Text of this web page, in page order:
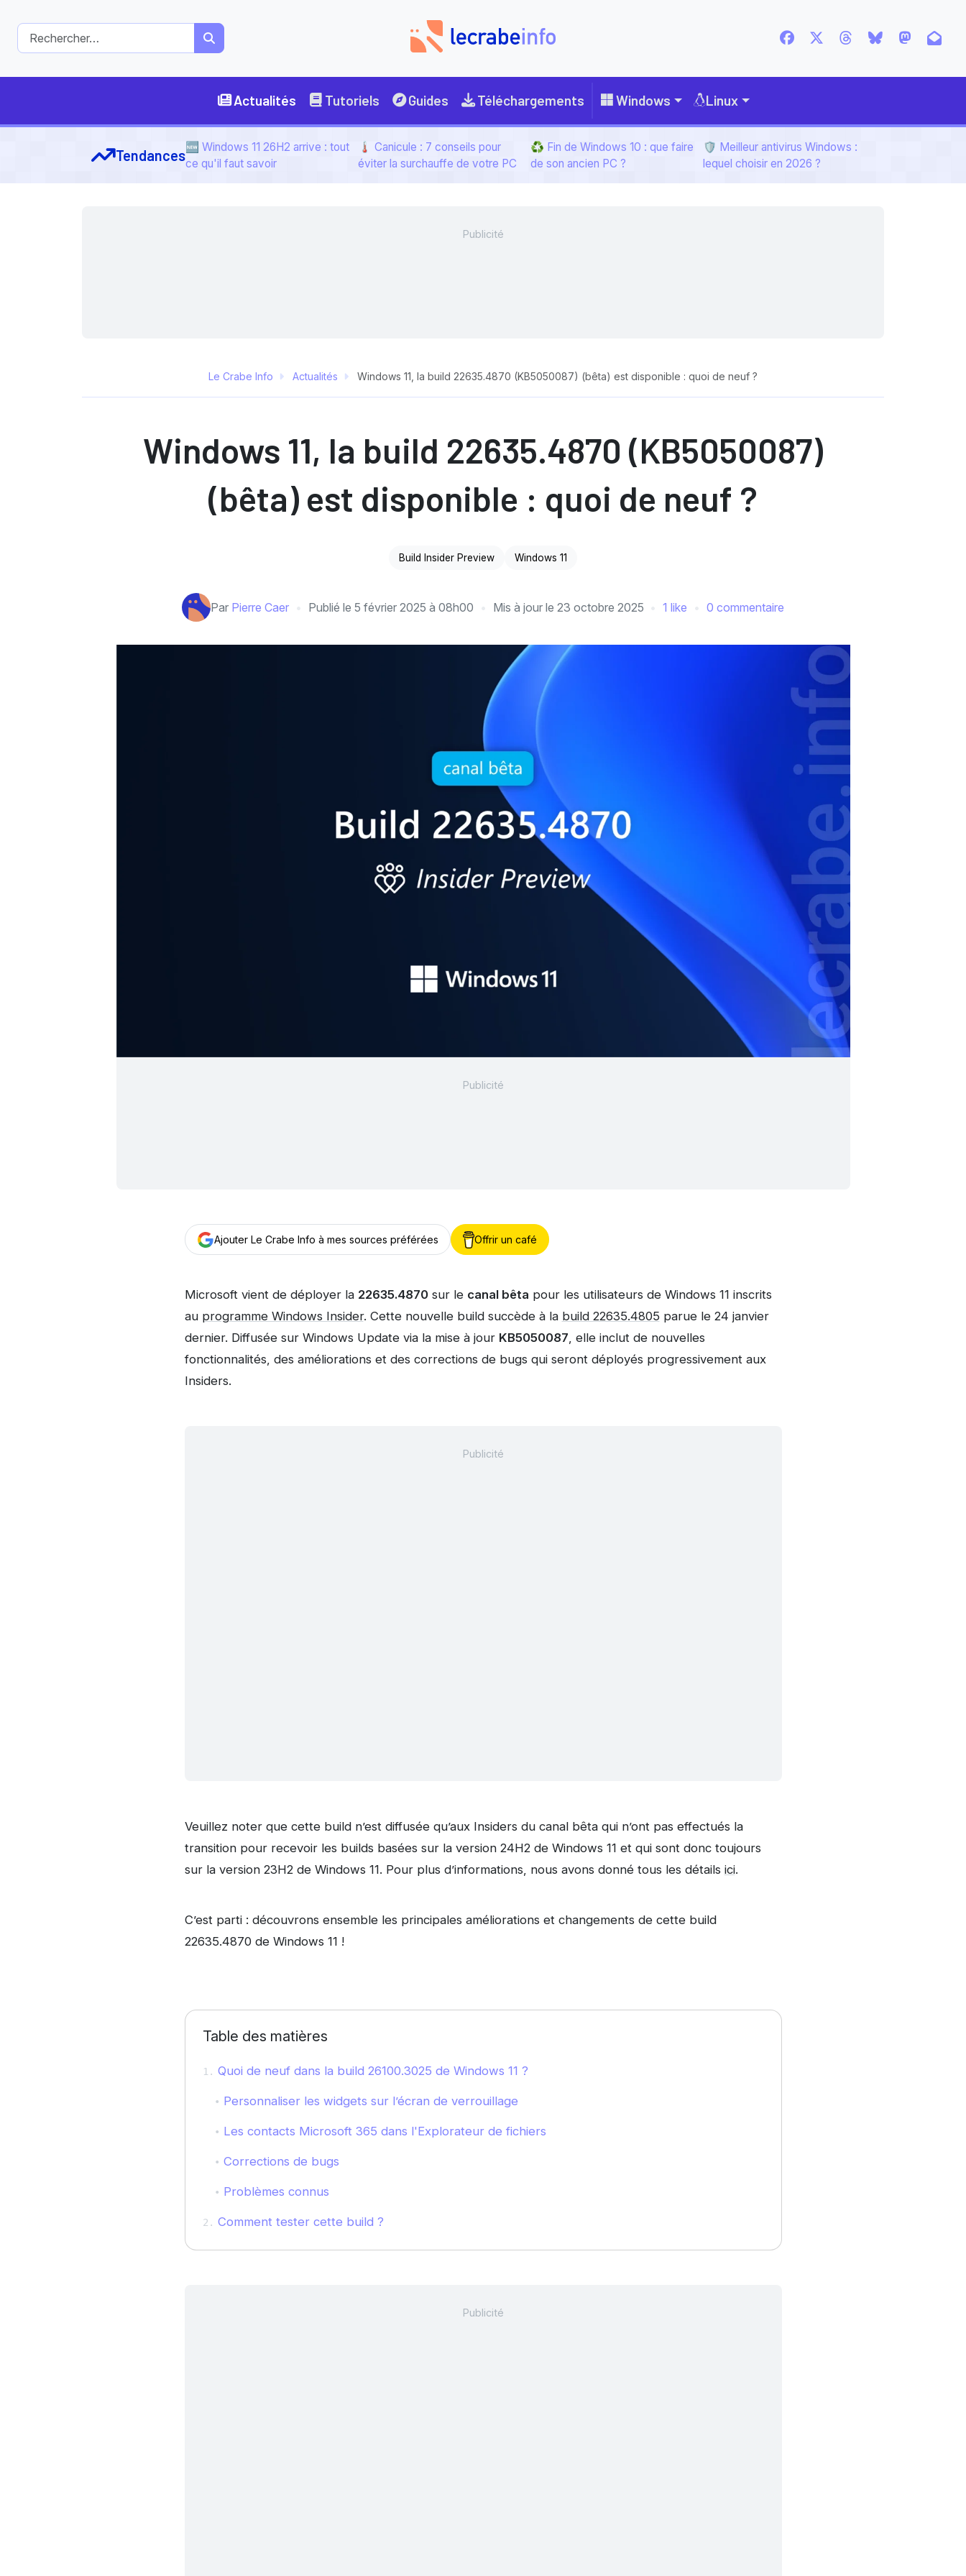
Actualités Tutoriels Guides Téléchargements Windows Linux
Tendances🆕 Windows 11 26H2 arrive : tout
ce qu'il faut savoir
🌡️ Canicule : 7 conseils pour
éviter la surchauffe de votre PC
♻️ Fin de Windows 10 : que faire
de son ancien PC ?
🛡️ Meilleur antivirus Windows :
lequel choisir en 2026 ?
Le Crabe Info Actualités Windows 11, la build 22635.4870 (KB5050087) (bêta) est disponible : quoi de neuf ?
Windows 11, la build 22635.4870 (KB5050087)
(bêta) est disponible : quoi de neuf ?
Build Insider Preview Windows 11
Par Pierre Caer Publié le 5 février 2025 à 08h00 Mis à jour le 23 octobre 2025 1 like 0 commentaire
Ajouter Le Crabe Info à mes sources préférées Offrir un café
Microsoft vient de déployer la 22635.4870sur le canal bêta pour les utilisateurs de Windows 11 inscrits
au programme Windows Insider. Cette nouvelle build succède à la build 22635.4805parue le 24 janvier
dernier. Diffusée sur Windows Update via la mise à jour KB5050087, elle inclut de nouvelles
fonctionnalités, des améliorations et des corrections de bugs qui seront déployés progressivement aux
Insiders.
Veuillez noter que cette build n’est diffusée qu’aux Insiders du canal bêta qui n’ont pas effectués la
transition pour recevoir les builds basées sur la version 24H2 de Windows 11 et qui sont donc toujours
sur la version 23H2 de Windows 11. Pour plus d’informations, nous avons donné tous les détails ici.
C’est parti : découvrons ensemble les principales améliorations et changements de cette build
22635.4870 de Windows 11 !
Table des matières
Quoi de neuf dans la build 26100.3025 de Windows 11 ?
Personnaliser les widgets sur l’écran de verrouillage
Les contacts Microsoft 365 dans l'Explorateur de fichiers
Corrections de bugs
Problèmes connus
Comment tester cette build ?